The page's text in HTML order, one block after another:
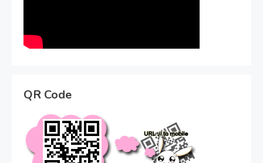
QR Code